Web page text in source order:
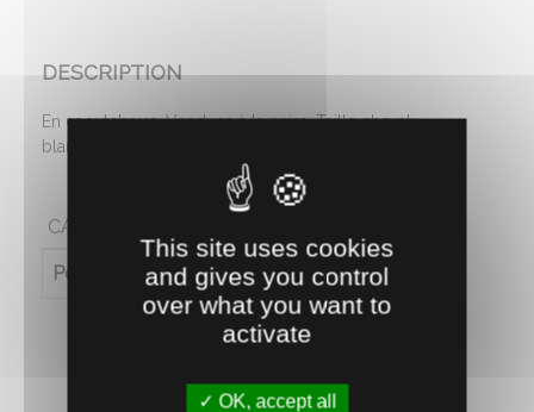
DESCRIPTION
En caoutchouc. Vendues à la paire. Taille cheval:
blanc, noir ou naturel ou taille poney: noir.
CARACTÉRISTIQUES
Poids (en kg) 0.073
This site uses cookies
and gives you control
over what you want to
activate
OK, accept all